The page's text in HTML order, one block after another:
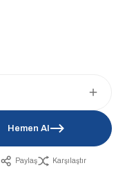
Hemen Al
Paylaş Karşılaştır